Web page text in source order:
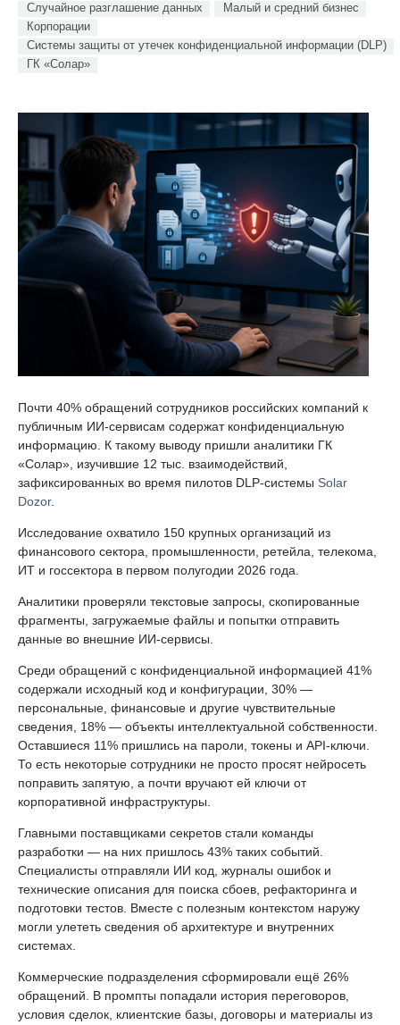
Случайное разглашение данных
Малый и средний бизнес
Корпорации
Системы защиты от утечек конфиденциальной информации (DLP)
ГК «Солар»
Почти 40% обращений сотрудников российских компаний к
публичным ИИ-сервисам содержат конфиденциальную
информацию. К такому выводу пришли аналитики ГК
«Солар», изучившие 12 тыс. взаимодействий,
зафиксированных во время пилотов DLP-системы Solar
Dozor.
Исследование охватило 150 крупных организаций из
финансового сектора, промышленности, ретейла, телекома,
ИТ и госсектора в первом полугодии 2026 года.
Аналитики проверяли текстовые запросы, скопированные
фрагменты, загружаемые файлы и попытки отправить
данные во внешние ИИ-сервисы.
Среди обращений с конфиденциальной информацией 41%
содержали исходный код и конфигурации, 30% —
персональные, финансовые и другие чувствительные
сведения, 18% — объекты интеллектуальной собственности.
Оставшиеся 11% пришлись на пароли, токены и API-ключи.
То есть некоторые сотрудники не просто просят нейросеть
поправить запятую, а почти вручают ей ключи от
корпоративной инфраструктуры.
Главными поставщиками секретов стали команды
разработки — на них пришлось 43% таких событий.
Специалисты отправляли ИИ код, журналы ошибок и
технические описания для поиска сбоев, рефакторинга и
подготовки тестов. Вместе с полезным контекстом наружу
могли улететь сведения об архитектуре и внутренних
системах.
Коммерческие подразделения сформировали ещё 26%
обращений. В промпты попадали история переговоров,
условия сделок, клиентские базы, договоры и материалы из